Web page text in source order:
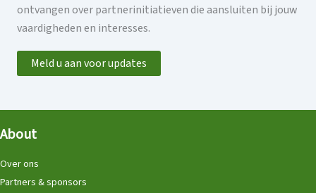
ontvangen over partnerinitiatieven die aansluiten bij jouw
vaardigheden en interesses.
Meld u aan voor updates
About
Over ons
Partners & sponsors